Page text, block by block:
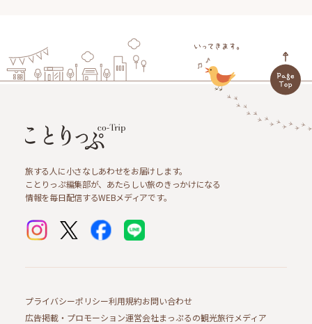
旅する人に小さなしあわせをお届けします。
ことりっぷ編集部が、あたらしい旅のきっかけになる
情報を毎日配信するWEBメディアです。
プライバシーポリシー利用規約お問い合わせ
広告掲載・プロモーション運営会社まっぷるの観光旅行メディア